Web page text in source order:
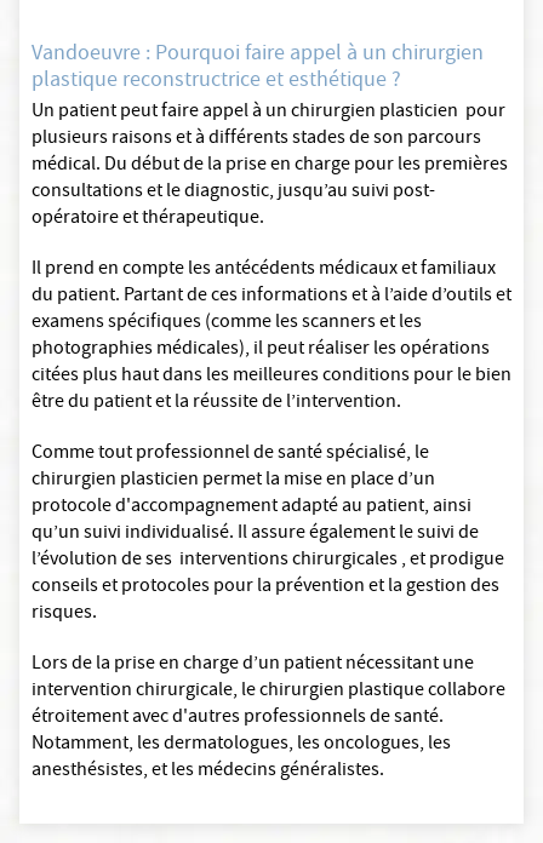
Vandoeuvre : Pourquoi faire appel à un chirurgien
plastique reconstructrice et esthétique ?
Un patient peut faire appel à un chirurgien plasticien pour
plusieurs raisons et à différents stades de son parcours
médical. Du début de la prise en charge pour les premières
consultations et le diagnostic, jusqu’au suivi post-
opératoire et thérapeutique.
Il prend en compte les antécédents médicaux et familiaux
du patient. Partant de ces informations et à l’aide d’outils et
examens spécifiques (comme les scanners et les
photographies médicales), il peut réaliser les opérations
citées plus haut dans les meilleures conditions pour le bien
être du patient et la réussite de l’intervention.
Comme tout professionnel de santé spécialisé, le
chirurgien plasticien permet la mise en place d’un
protocole d'accompagnement adapté au patient, ainsi
qu’un suivi individualisé. Il assure également le suivi de
l’évolution de ses interventions chirurgicales , et prodigue
conseils et protocoles pour la prévention et la gestion des
risques.
Lors de la prise en charge d’un patient nécessitant une
intervention chirurgicale, le chirurgien plastique collabore
étroitement avec d'autres professionnels de santé.
Notamment, les dermatologues, les oncologues, les
anesthésistes, et les médecins généralistes.